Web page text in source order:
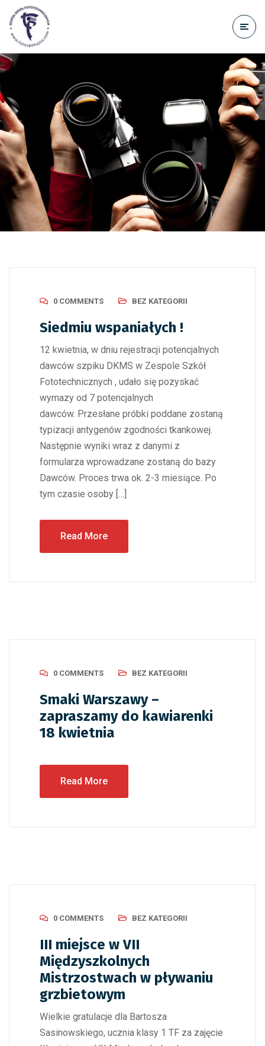
treści
0 COMMENTS BEZ KATEGORII
Siedmiu wspaniałych !
12 kwietnia, w dniu rejestracji potencjalnych
dawców szpiku DKMS w Zespole Szkół
Fototechnicznych , udało się pozyskać
wymazy od 7 potencjalnych
dawców. Przesłane próbki poddane zostaną
typizacji antygenów zgodności tkankowej.
Następnie wyniki wraz z danymi z
formularza wprowadzane zostaną do bazy
Dawców. Proces trwa ok. 2-3 miesiące. Po
tym czasie osoby […]
Read More
0 COMMENTS BEZ KATEGORII
Smaki Warszawy –
zapraszamy do kawiarenki
18 kwietnia
Read More
0 COMMENTS BEZ KATEGORII
III miejsce w VII
Międzyszkolnych
Mistrzostwach w pływaniu
grzbietowym
Wielkie gratulacje dla Bartosza
Sasinowskiego, ucznia klasy 1 TF za zajęcie